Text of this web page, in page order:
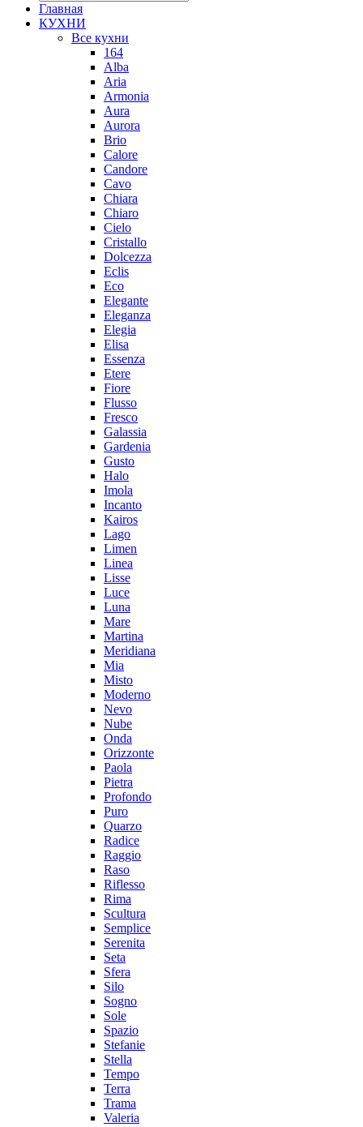
Главная
КУХНИ
Все кухни
164
Alba
Aria
Armonia
Aura
Aurora
Brio
Calore
Candore
Cavo
Chiara
Chiaro
Cielo
Cristallo
Dolcezza
Eclis
Eco
Elegante
Eleganza
Elegia
Elisa
Essenza
Etere
Fiore
Flusso
Fresco
Galassia
Gardenia
Gusto
Halo
Imola
Incanto
Kairos
Lago
Limen
Linea
Lisse
Luce
Luna
Mare
Martina
Meridiana
Mia
Misto
Moderno
Nevo
Nube
Onda
Orizzonte
Paola
Pietra
Profondo
Puro
Quarzo
Radice
Raggio
Raso
Riflesso
Rima
Scultura
Semplice
Serenita
Seta
Sfera
Silo
Sogno
Sole
Spazio
Stefanie
Stella
Tempo
Terra
Trama
Valeria